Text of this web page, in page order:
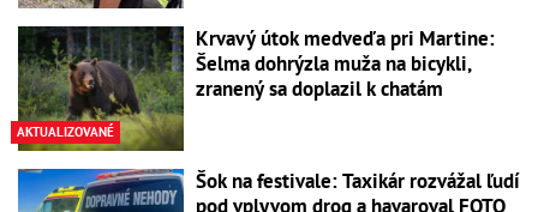
AKTUALIZOVANÉ
Krvavý útok medveďa pri Martine:
Šelma dohrýzla muža na bicykli,
zranený sa doplazil k chatám
Šok na festivale: Taxikár rozvážal ľudí
pod vplyvom drog a havaroval FOTO